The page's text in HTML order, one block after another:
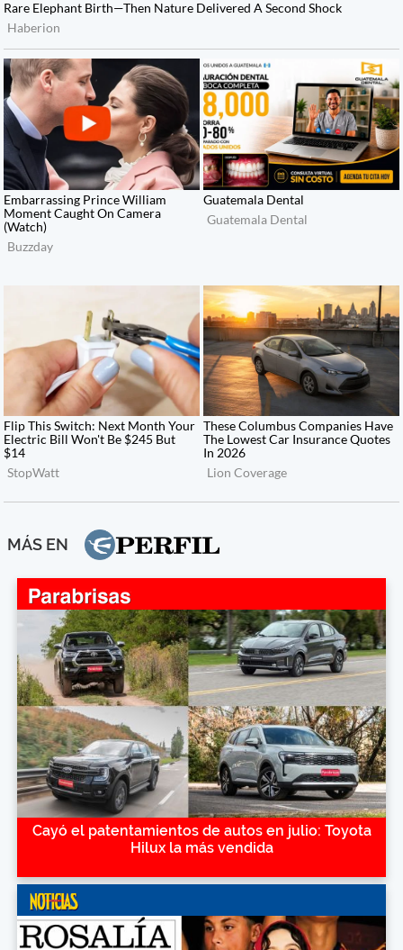
MÁS EN
Cayó el patentamientos de autos en julio: Toyota
Hilux la más vendida